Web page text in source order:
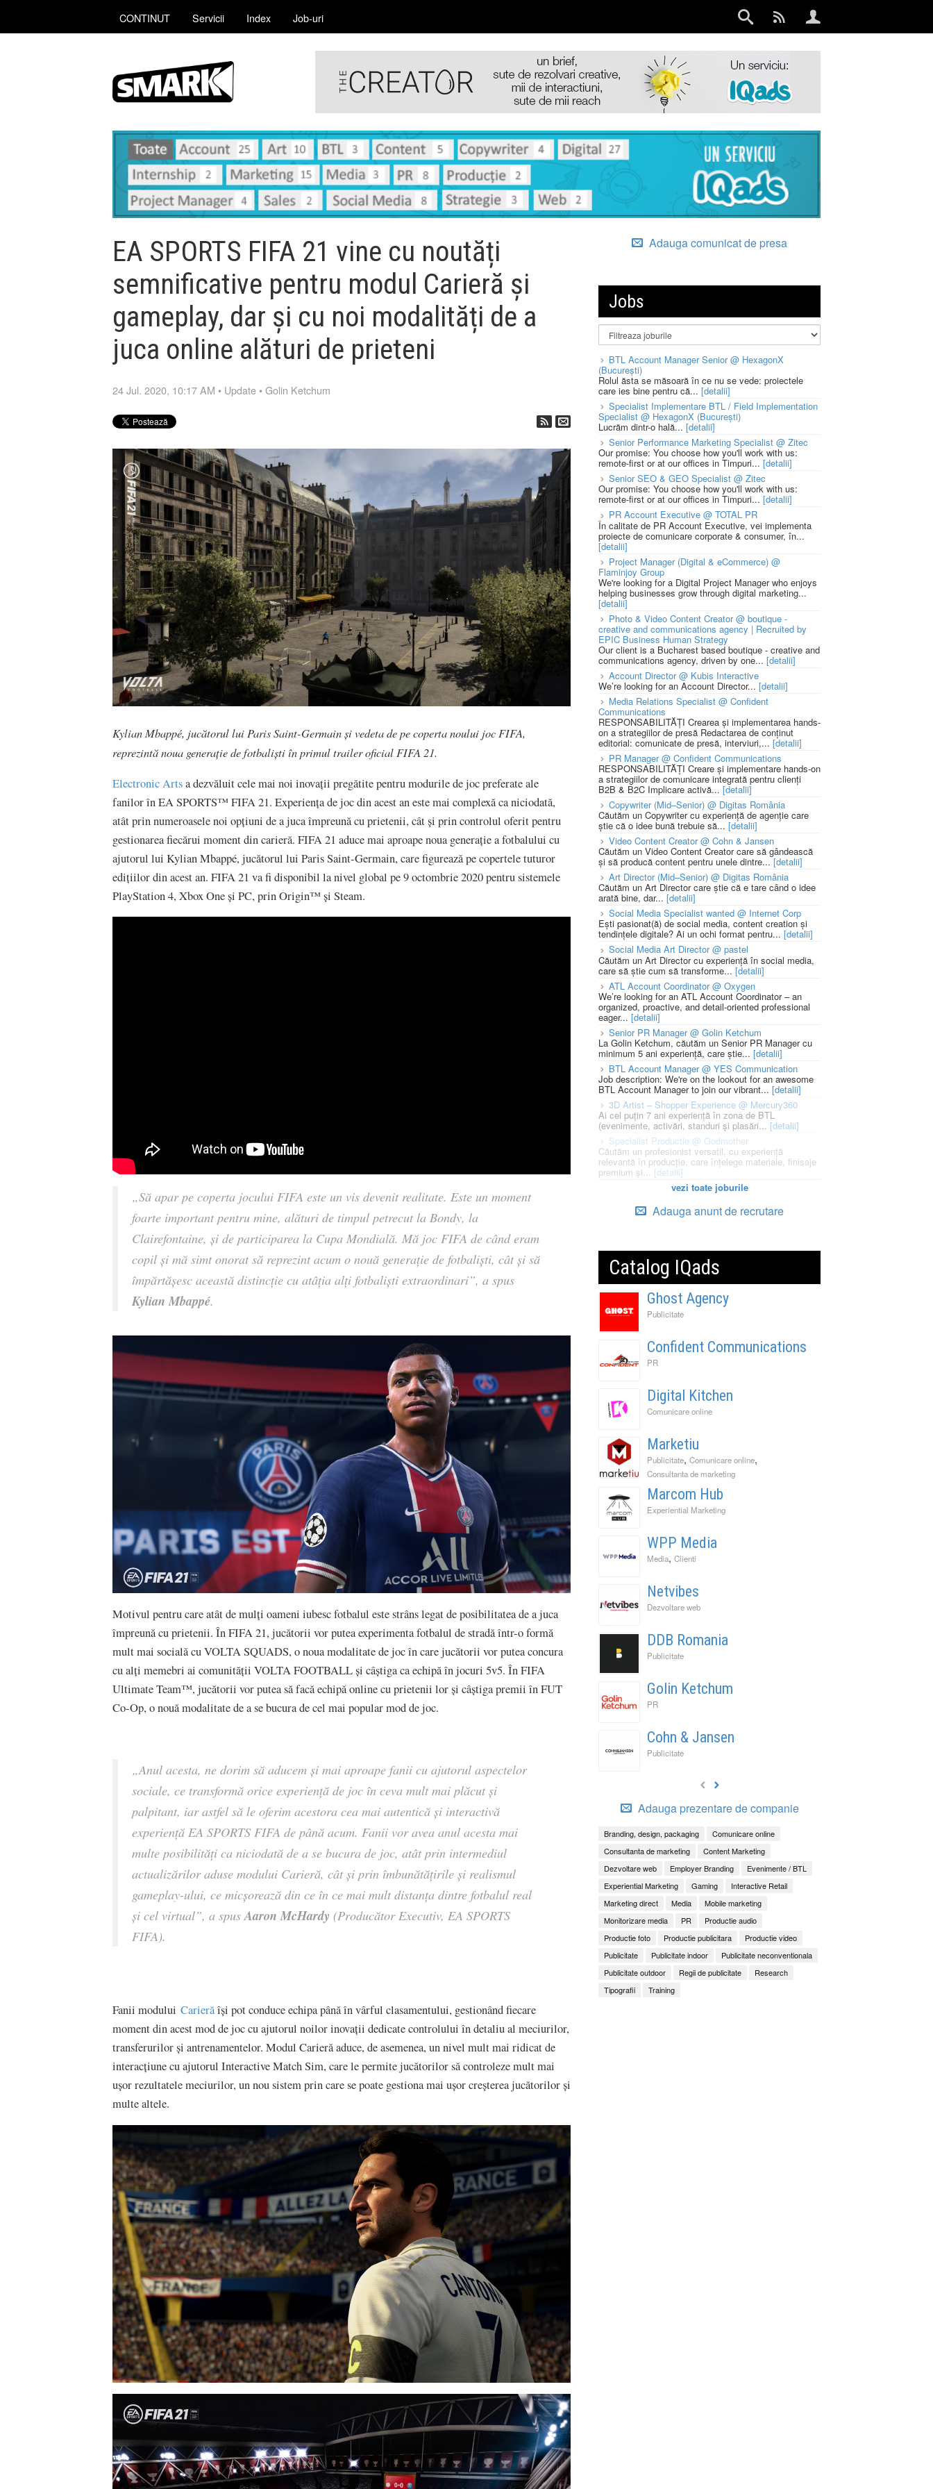
CONTINUT Servicii Index Job-uri
EA SPORTS FIFA 21 vine cu noutăți
semnificative pentru modul Carieră și
gameplay, dar și cu noi modalități de a
juca online alături de prieteni
24 Jul. 2020, 10:17 AM • Update •Golin Ketchum
Kylian Mbappé, jucătorul lui Paris Saint-Germain și vedeta de pe coperta noului joc FIFA,
reprezintă noua generație de fotbaliști înprimul trailer oficial FIFA 21.
Electronic Artsa dezvăluit cele mai noi inovații pregătite pentru modurile de joc preferate ale
fanilor în EA SPORTS™ FIFA 21. Experiența de joc din acest an este mai complexă ca niciodată,
atât prin numeroasele noi opțiuni de a juca împreună cu prietenii, cât și prin controlul oferit pentru
gestionarea fiecărui moment din carieră. FIFA 21 aduce mai aproape noua generație a fotbalului cu
ajutorul lui Kylian Mbappé, jucătorul lui Paris Saint-Germain, care figurează pe copertele tuturor
edițiilor din acest an. FIFA 21 va fi disponibil la nivel global pe 9 octombrie 2020 pentru sistemele
PlayStation 4, Xbox One și PC, prin Origin™ și Steam.
„Să apar pe coperta jocului FIFA este un vis devenit realitate. Este un moment
foarte important pentru mine, alături de timpul petrecut la Bondy, la
Clairefontaine, și de participarea la Cupa Mondială. Mă joc FIFA de când eram
copil și mă simt onorat să reprezint acum o nouă generație de fotbaliști, cât și să
împărtășesc această distincție cu atâția alți fotbaliști extraordinari”, a spus
Kylian Mbappé.
Motivul pentru care atât de mulți oameni iubesc fotbalul este strâns legat de posibilitatea de a juca
împreună cu prietenii. În FIFA 21, jucătorii vor putea experimenta fotbalul de stradă într-o formă
mult mai socială cu VOLTA SQUADS, o noua modalitate de joc în care jucătorii vor putea concura
cu alți memebri ai comunității VOLTA FOOTBALL și câștiga ca echipă în jocuri 5v5. În FIFA
Ultimate Team™, jucătorii vor putea să facă echipă online cu prietenii lor și câștiga premii în FUT
Co-Op, o nouă modalitate de a se bucura de cel mai popular mod de joc.
„Anul acesta, ne dorim să aducem și mai aproape fanii cu ajutorul aspectelor
sociale, ce transformă orice experiență de joc în ceva mult mai plăcut și
palpitant, iar astfel să le oferim acestora cea mai autentică și interactivă
experiență EA SPORTS FIFA de până acum. Fanii vor avea anul acesta mai
multe posibilități ca niciodată de a se bucura de joc, atât prin intermediul
actualizărilor aduse modului Carieră, cât și prin îmbunătățirile și realismul
gameplay-ului, ce micșorează din ce în ce mai mult distanța dintre fotbalul real
și cel virtual”, a spus Aaron McHardy (Producător Executiv, EA SPORTS
FIFA).
Fanii modului Carierăîși pot conduce echipa până în vârful clasamentului, gestionând fiecare
moment din acest mod de joc cu ajutorul noilor inovații dedicate controlului în detaliu al meciurilor,
transferurilor și antrenamentelor. Modul Carieră aduce, de asemenea, un nivel mult mai ridicat de
interacțiune cu ajutorul Interactive Match Sim, care le permite jucătorilor să controleze mult mai
ușor rezultatele meciurilor, un nou sistem prin care se poate gestiona mai ușor creșterea jucătorilor și
multe altele.
Adauga comunicat de presa
Jobs
BTL Account Manager Senior @ HexagonX
(București)
Rolul ăsta se măsoară în ce nu se vede: proiectele
care ies bine pentru că... [detalii]
Specialist Implementare BTL / Field Implementation
Specialist @ HexagonX (București)
Lucrăm dintr-o hală... [detalii]
Senior Performance Marketing Specialist @ Zitec
Our promise: You choose how you'll work with us:
remote-first or at our offices in Timpuri... [detalii]
Senior SEO & GEO Specialist @ Zitec
Our promise: You choose how you'll work with us:
remote-first or at our offices in Timpuri... [detalii]
PR Account Executive @ TOTAL PR
În calitate de PR Account Executive, vei implementa
proiecte de comunicare corporate & consumer, în...
[detalii]
Project Manager (Digital & eCommerce) @
Flaminjoy Group
We're looking for a Digital Project Manager who enjoys
helping businesses grow through digital marketing...
[detalii]
Photo & Video Content Creator @ boutique -
creative and communications agency | Recruited by
EPIC Business Human Strategy
Our client is a Bucharest based boutique - creative and
communications agency, driven by one... [detalii]
Account Director @ Kubis Interactive
We’re looking for an Account Director... [detalii]
Media Relations Specialist @ Confident
Communications
RESPONSABILITĂȚI Crearea și implementarea hands-
on a strategiilor de presă Redactarea de conținut
editorial: comunicate de presă, interviuri,... [detalii]
PR Manager @ Confident Communications
RESPONSABILITĂȚI Creare și implementare hands-on
a strategiilor de comunicare integrată pentru clienți
B2B & B2C Implicare activă... [detalii]
Copywriter (Mid–Senior) @ Digitas România
Căutăm un Copywriter cu experiență de agenție care
știe că o idee bună trebuie să... [detalii]
Video Content Creator @ Cohn & Jansen
Căutăm un Video Content Creator care să gândească
și să producă content pentru unele dintre... [detalii]
Art Director (Mid–Senior) @ Digitas România
Căutăm un Art Director care știe că e tare când o idee
arată bine, dar... [detalii]
Social Media Specialist wanted @ Internet Corp
Ești pasionat(ă) de social media, content creation și
tendințele digitale? Ai un ochi format pentru... [detalii]
Social Media Art Director @ pastel
Căutăm un Art Director cu experiență în social media,
care să știe cum să transforme... [detalii]
ATL Account Coordinator @ Oxygen
We’re looking for an ATL Account Coordinator – an
organized, proactive, and detail-oriented professional
eager... [detalii]
Senior PR Manager @ Golin Ketchum
La Golin Ketchum, căutăm un Senior PR Manager cu
minimum 5 ani experiență, care știe... [detalii]
BTL Account Manager @ YES Communication
Job description: We're on the lookout for an awesome
BTL Account Manager to join our vibrant... [detalii]
3D Artist – Shopper Experience @ Mercury360
Ai cel puțin 7 ani experiență în zona de BTL
(evenimente, activări, standuri și plasări... [detalii]
Specialist Productie @ Godmother
Căutăm un profesionist versatil, cu experiență
relevantă în producție, care înțelege materiale, finisaje
premium și... [detalii]
vezi toate joburile
Adauga anunt de recrutare
Catalog IQads
Ghost Agency
Publicitate
Confident Communications
PR
Digital Kitchen
Comunicare online
Marketiu
Publicitate, Comunicare online,
Consultanta de marketing
Marcom Hub
Experiential Marketing
WPP Media
Media, Clienti
Netvibes
Dezvoltare web
DDB Romania
Publicitate
Golin Ketchum
PR
Cohn & Jansen
Publicitate
Adauga prezentare de companie
Branding, design, packaging
Comunicare online
Consultanta de marketing
Content Marketing
Dezvoltare web
Employer Branding
Evenimente / BTL
Experiential Marketing
Gaming
Interactive Retail
Marketing direct
Media
Mobile marketing
Monitorizare media
PR
Productie audio
Productie foto
Productie publicitara
Productie video
Publicitate
Publicitate indoor
Publicitate neconventionala
Publicitate outdoor
Regii de publicitate
Research
Tipografii
Training